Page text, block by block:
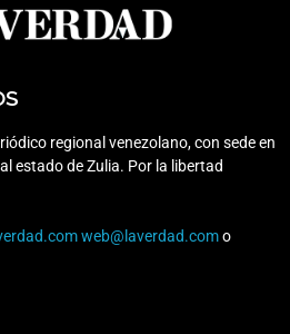
regional venezolano, con sede en
estado de Zulia. Por la libertad
web@laverdad.como